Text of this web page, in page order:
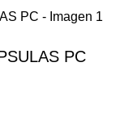
PC